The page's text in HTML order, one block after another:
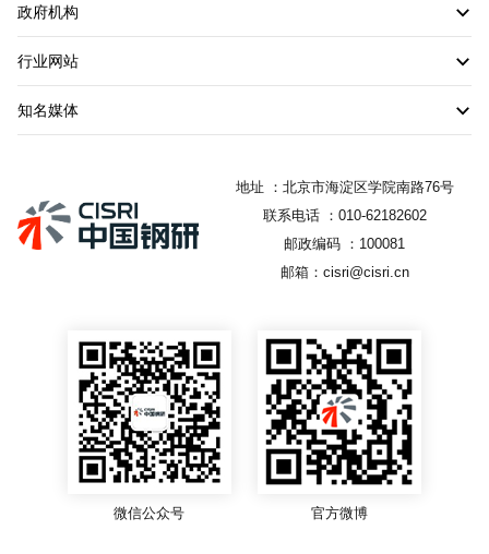
政府机构
行业网站
知名媒体
地址 ：北京市海淀区学院南路76号
联系电话 ：010-62182602
邮政编码 ：100081
邮箱：cisri@cisri.cn
微信公众号 官方微博